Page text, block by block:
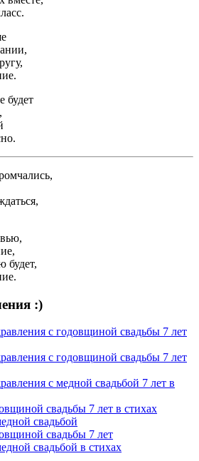
будет
будет,
:)
с годовщиной свадьбы 7 лет
с годовщиной свадьбы 7 лет
с медной свадьбой 7 лет в
свадьбы 7 лет в стихах
свадьбой
свадьбы 7 лет
свадьбой в стихах